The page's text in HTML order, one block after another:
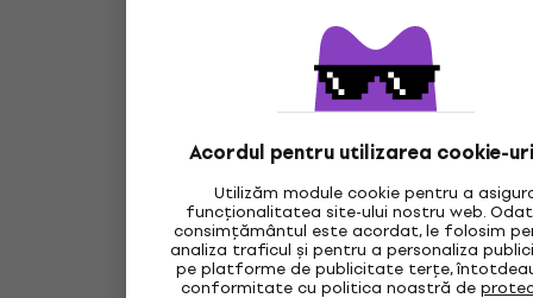
Acordul pentru utilizarea cookie-
Utilizăm module cookie pentru a
funcționalitatea site-ului nostru web.
consimțământul este acordat, le folosim
analiza traficul și pentru a personaliza
pe platforme de publicitate terțe,
conformitate cu politica noastră de